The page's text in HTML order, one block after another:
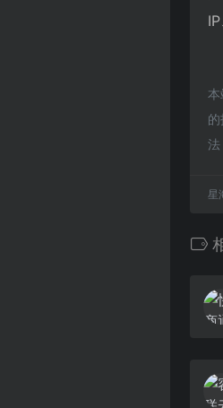
本
法
星